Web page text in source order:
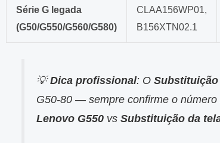
Série G legada
(G50/G550/G560/G580)
CLAA156WP01,
B156XTN02.1
💡Dica profissional: O
G50-80 — sempre confirme o
Lenovo G550 vsSubstituição da